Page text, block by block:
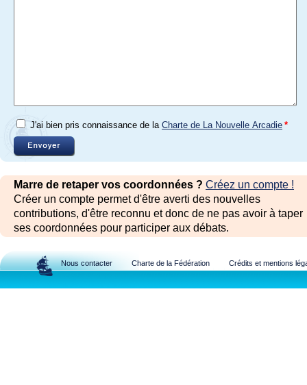
J'ai bien pris connaissance de la Charte de La Nouvelle Arcadie *
Marre de retaper vos coordonnées ? Créez un compte !
Créer un compte permet d'être averti des nouvelles
contributions, d'être reconnu et donc de ne pas avoir à taper
ses coordonnées pour participer aux débats.
Nous contacter Charte de la Fédération Crédits et mentions